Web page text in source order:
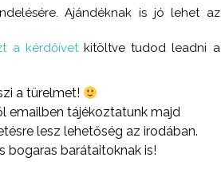
Ajándéknak is jó lehet az
a kérdőívetkitöltve tudod leadni a
a türelmet!
emailben tájékoztatunk majd
lesz lehetőség az irodában.
bogaras barátaitoknak is!